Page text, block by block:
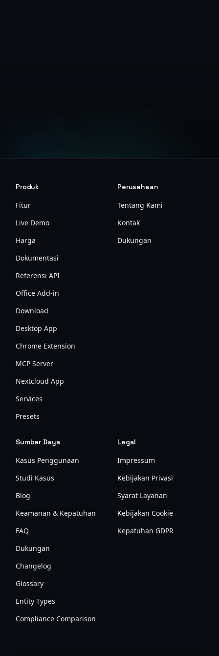
Produk
Fitur
Live Demo
Harga
Dokumentasi
Referensi API
Office Add-in
Download
Desktop App
Chrome Extension
MCP Server
Nextcloud App
Services
Presets
Perusahaan
Tentang Kami
Kontak
Dukungan
Sumber Daya
Kasus Penggunaan
Studi Kasus
Blog
Keamanan & Kepatuhan
FAQ
Dukungan
Changelog
Glossary
Entity Types
Compliance Comparison
Legal
Impressum
Kebijakan Privasi
Syarat Layanan
Kebijakan Cookie
Kepatuhan GDPR